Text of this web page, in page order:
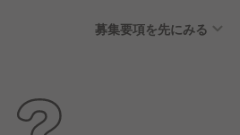
募集要項を先にみる